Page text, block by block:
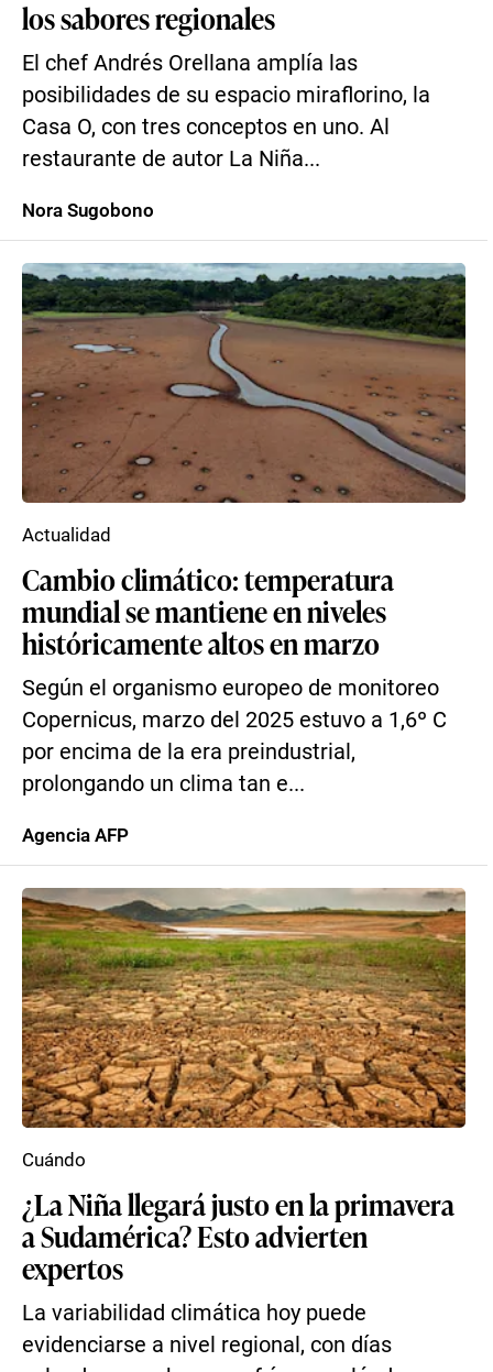
los sabores regionales
El chef Andrés Orellana amplía las
posibilidades de su espacio miraflorino, la
Casa O, con tres conceptos en uno. Al
restaurante de autor La Niña...
Nora Sugobono
Cambio climático: temperatura
mundial se mantiene en niveles
históricamente altos en marzo
Según el organismo europeo de monitoreo
Copernicus, marzo del 2025 estuvo a 1,6º C
por encima de la era preindustrial,
prolongando un clima tan e...
Actualidad
Agencia AFP
¿La Niña llegará justo en la primavera
a Sudamérica? Esto advierten
expertos
La variabilidad climática hoy puede
evidenciarse a nivel regional, con días
Cuándo